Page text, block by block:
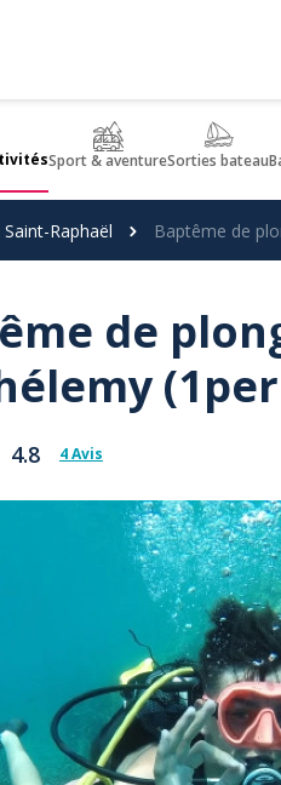
Sport & aventureSorties bateau
Saint-Raphaël Baptême de
de
4.8 4 Avis